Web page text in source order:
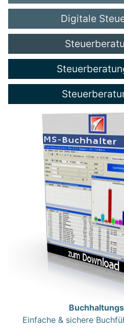
Digitale
Einfache & sichere